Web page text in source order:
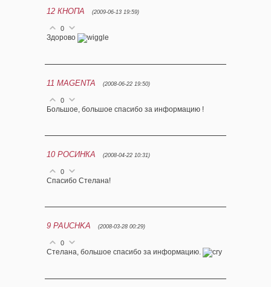
12 КНОПА (2009-06-13 19:59)
0
Здорово
11 MAGENTA (2008-06-22 19:50)
0
Большое, большое спасибо за информацию !
10 РОСИНКА (2008-04-22 10:31)
0
Спасибо Стелана!
9 PAUCHKA (2008-03-28 00:29)
0
Стелана, большое спасибо за информацию.